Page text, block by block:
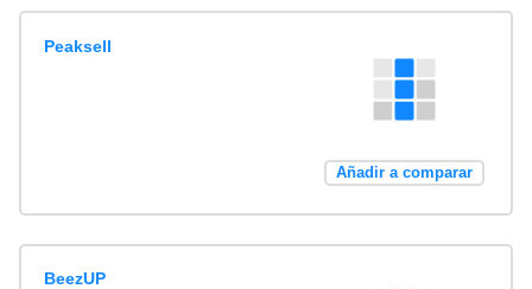
Peaksell
Añadir a comparar
BeezUP